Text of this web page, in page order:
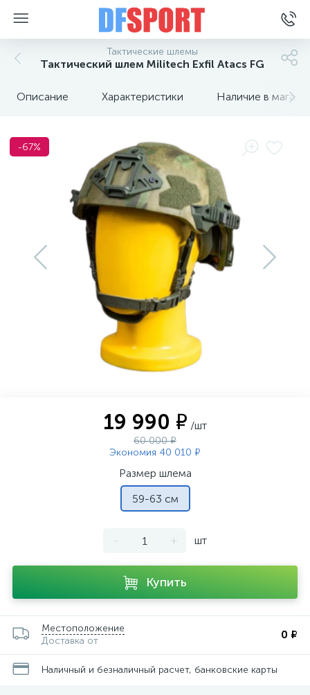
Тактические шлемы
Тактический шлем Militech Exfil Atacs FG
Описание Характеристики Наличие в
-67%
19 990 ₽ /шт
60 000 ₽
Экономия 40 010 ₽
Размер шлема
59-63 см
- + шт
Купить
Местоположение
Доставка от
0 ₽
Наличный и безналичный расчет, банковские карты